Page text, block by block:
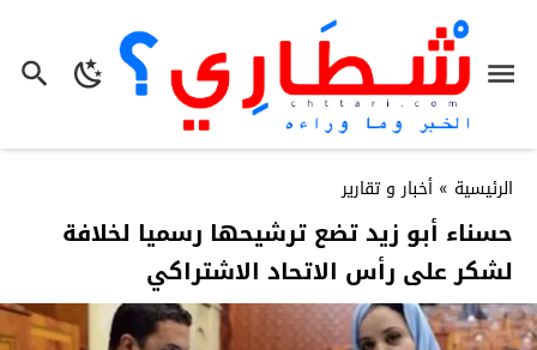
الرئيسية » أخبار و تقارير
حسناء أبو زيد تضع ترشيحها رسميا لخلافة
لشكر على رأس الاتحاد الاشتراكي